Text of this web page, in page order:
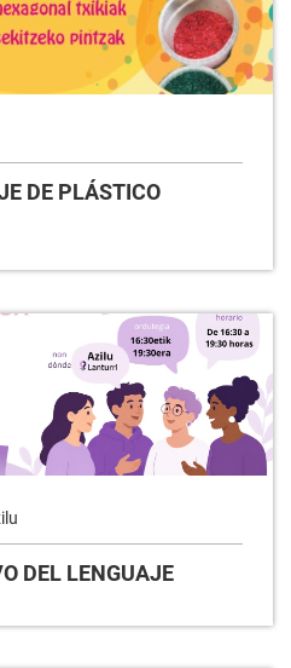
DE PLÁSTICO
DEL LENGUAJE